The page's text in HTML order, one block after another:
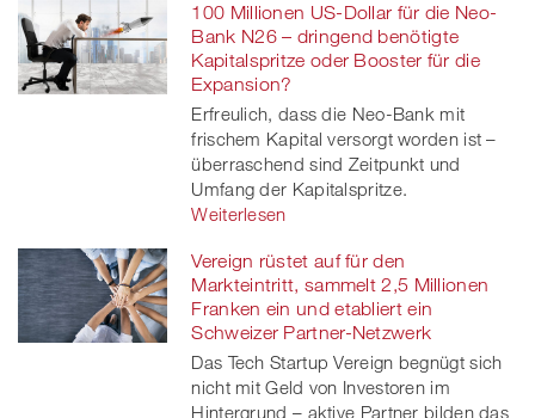
100 Millionen US-Dollar für die Neo-
Bank N26 – dringend benötigte
Kapitalspritze oder Booster für die
Expansion?
Erfreulich, dass die Neo-Bank mit
frischem Kapital versorgt worden ist –
überraschend sind Zeitpunkt und
Umfang der Kapitalspritze.
Weiterlesen
Vereign rüstet auf für den
Markteintritt, sammelt 2,5 Millionen
Franken ein und etabliert ein
Schweizer Partner-Netzwerk
Das Tech Startup Vereign begnügt sich
nicht mit Geld von Investoren im
Hintergrund – aktive Partner bilden das